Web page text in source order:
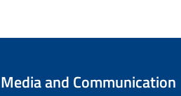
Media and Communication